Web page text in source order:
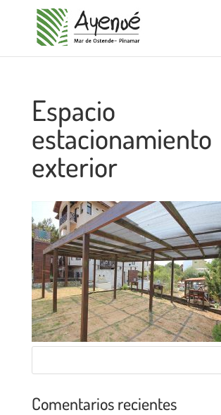
Espacio
estacionamiento
exterior
Comentarios recientes